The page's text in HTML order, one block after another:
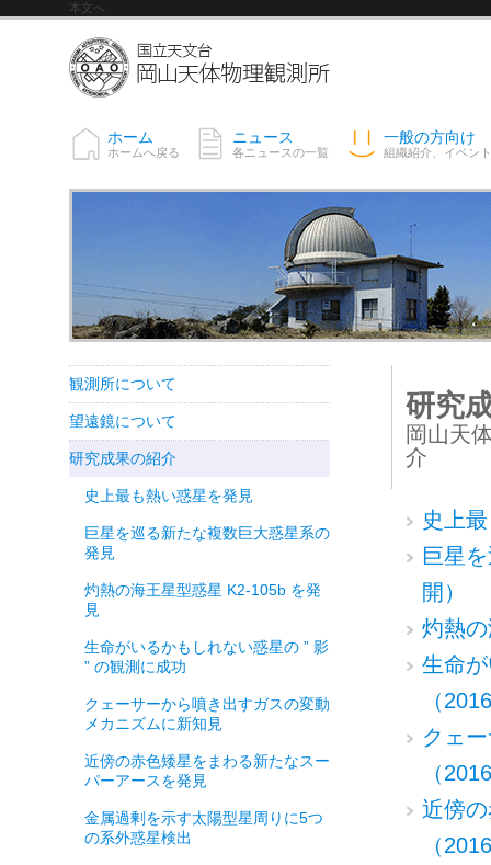
本文へ
ホーム
ホームへ戻る
ニュース
各ニュースの一覧
一般の方向け
組織紹介、イベン
研究
岡山天
介
史上
巨星
開）
灼熱
生命
（
クェ
（
近傍
（
観測所について
望遠鏡について
研究成果の紹介
史上最も熱い惑星を発見
巨星を巡る新たな複数巨大惑星系の
発見
灼熱の海王星型惑星 K2-105b を発
見
生命がいるかもしれない惑星の ” 影
” の観測に成功
クェーサーから噴き出すガスの変動
メカニズムに新知見
近傍の赤色矮星をまわる新たなスー
パーアースを発見
金属過剰を示す太陽型星周りに5つ
の系外惑星検出